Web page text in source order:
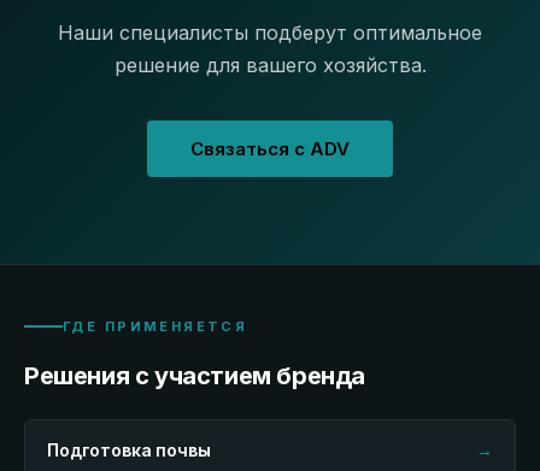
Наши специалисты подберут оптимальное
решение для вашего хозяйства.
Связаться с ADV
ГДЕ ПРИМЕНЯЕТСЯ
Решения с участием бренда
Подготовка почвы →